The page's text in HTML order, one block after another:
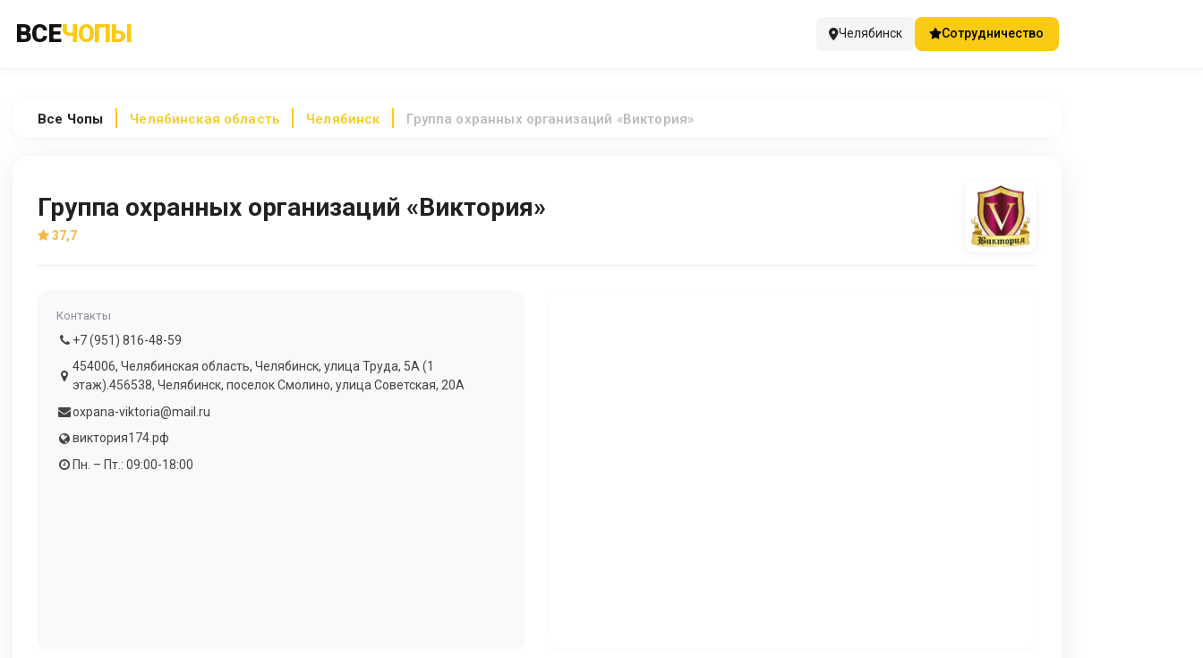
ВСЕЧОПЫ Челябинск Сотрудничество
Все Чопы Челябинская область Челябинск Группа охранных организаций «Виктория»
Группа охранных организаций «Виктория»
37,7
Контакты
+7 (951) 816-48-59
454006, Челябинская область, Челябинск, улица Труда, 5А (1
этаж).456538, Челябинск, поселок Смолино, улица Советская, 20А
oxpana-viktoria@mail.ru
виктория174.рф
Пн. – Пт.: 09:00-18:00